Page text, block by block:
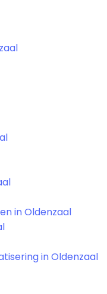
in Oldenzaal
in Oldenzaal